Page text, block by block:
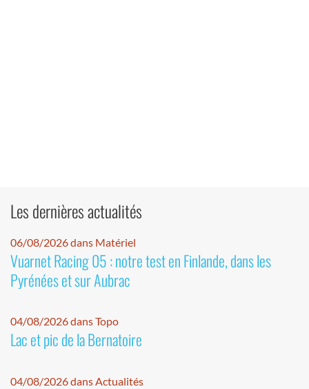
Les dernières actualités
06/08/2026 dans Matériel
Vuarnet Racing 05 : notre test en Finlande, dans les
Pyrénées et sur Aubrac
04/08/2026 dans Topo
Lac et pic de la Bernatoire
04/08/2026 dans Actualités